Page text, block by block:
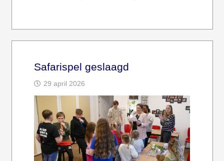
Safarispel geslaagd
29 april 2026